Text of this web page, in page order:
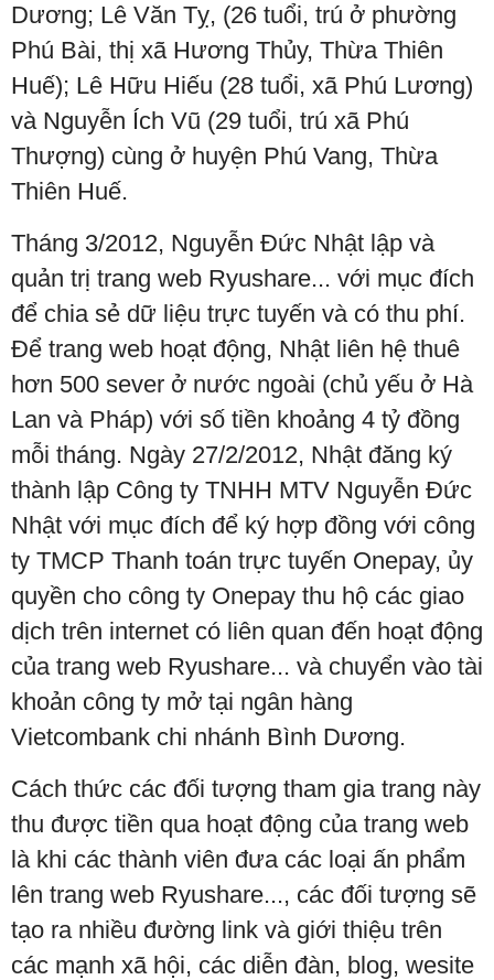
Dương; Lê Văn Tỵ, (26 tuổi, trú ở phường
Phú Bài, thị xã Hương Thủy, Thừa Thiên
Huế); Lê Hữu Hiếu (28 tuổi, xã Phú Lương)
và Nguyễn Ích Vũ (29 tuổi, trú xã Phú
Thượng) cùng ở huyện Phú Vang, Thừa
Thiên Huế.
Tháng 3/2012, Nguyễn Đức Nhật lập và
quản trị trang web Ryushare... với mục đích
để chia sẻ dữ liệu trực tuyến và có thu phí.
Để trang web hoạt động, Nhật liên hệ thuê
hơn 500 sever ở nước ngoài (chủ yếu ở Hà
Lan và Pháp) với số tiền khoảng 4 tỷ đồng
mỗi tháng. Ngày 27/2/2012, Nhật đăng ký
thành lập Công ty TNHH MTV Nguyễn Đức
Nhật với mục đích để ký hợp đồng với công
ty TMCP Thanh toán trực tuyến Onepay, ủy
quyền cho công ty Onepay thu hộ các giao
dịch trên internet có liên quan đến hoạt động
của trang web Ryushare... và chuyển vào tài
khoản công ty mở tại ngân hàng
Vietcombank chi nhánh Bình Dương.
Cách thức các đối tượng tham gia trang này
thu được tiền qua hoạt động của trang web
là khi các thành viên đưa các loại ấn phẩm
lên trang web Ryushare..., các đối tượng sẽ
tạo ra nhiều đường link và giới thiệu trên
các mạnh xã hội, các diễn đàn, blog, wesite